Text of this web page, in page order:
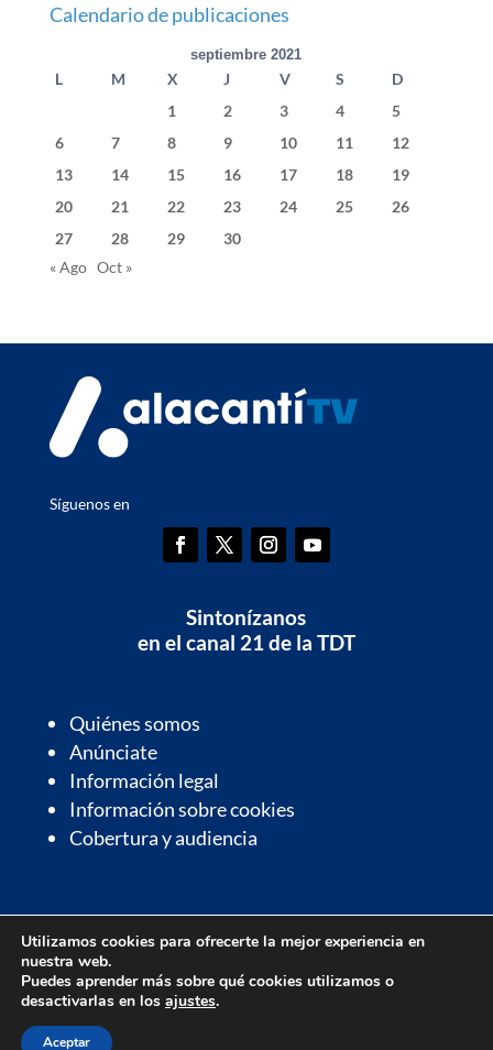
Calendario de publicaciones
septiembre 2021
L M X J V S
D
1
2 3 4
5
6
7 8 9 10 11
12
13
14 15 16 17 18
19
20
21 22 23 24 25
26
27
28 29
30
« Ago Oct »
Síguenos en
Sintonízanos
en el canal 21 de la TDT
Quiénes somos
Anúnciate
Información legal
Información sobre cookies
Cobertura y audiencia
Información de interés
Contactos de interés
Farmacias de guardia
Parrilla de programación
Utilizamos cookies para ofrecerte la mejor experiencia en
nuestra web.
Puedes aprender más sobre qué cookies utilizamos o
desactivarlas en los ajustes.
Aceptar